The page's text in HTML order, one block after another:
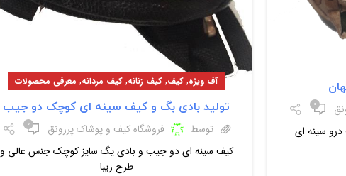
۰
سینه ای
آف ویژه, کیف, کیف زنانه, کیف مردانه, معرفی محصولات
تولید بادی بگ و کیف سینه ای کوچک دو جیب
توسط فروشگاه کیف و پوشاک پررونق ۰
کیف سینه ای دو جیب و بادی یگ سایز کوچک جنس عالی و
طرح زیبا